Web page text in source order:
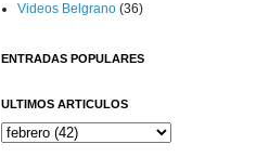
Videos Belgrano (36)
ENTRADAS POPULARES
ULTIMOS ARTICULOS